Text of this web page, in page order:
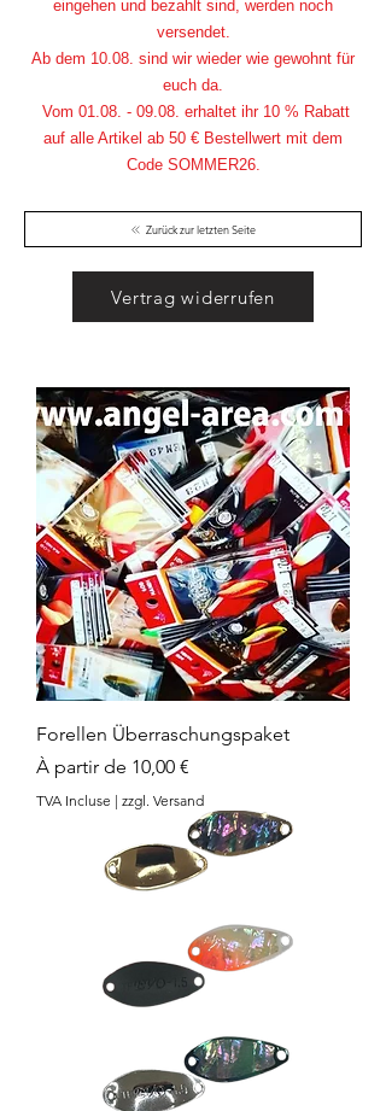
Zurück zur letzten Seite
eingehen und bezahlt sind, werden noch
versendet.
Ab dem 10.08. sind wir wieder wie gewohnt für
euch da.
Vom 01.08. - 09.08. erhaltet ihr 10 % Rabatt
auf alle Artikel ab 50 € Bestellwert mit dem
Code SOMMER26.
Vertrag widerrufen
Forellen Überraschungspaket
À partir de 10,00 €
Prix promotionnel
TVA Incluse | zzgl. Versand